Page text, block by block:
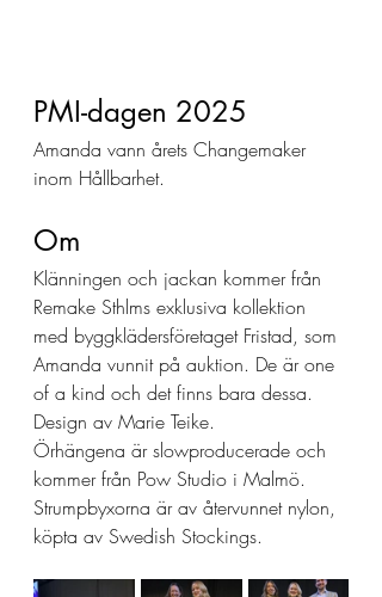
PMI-dagen 2025
Amanda vann årets Changemaker
inom Hållbarhet.
Om
Klänningen och jackan kommer från
Remake Sthlms exklusiva kollektion
med byggklädersföretaget Fristad, som
Amanda vunnit på auktion. De är one
of a kind och det finns bara dessa.
Design av Marie Teike.
Örhängena är slowproducerade och
kommer från Pow Studio i Malmö.
Strumpbyxorna är av återvunnet nylon,
köpta av Swedish Stockings.